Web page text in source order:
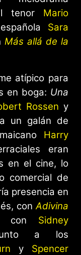
tenor Mario
Sara
Más allá de la
atípico para
en boga: Una
Rossen y
a un galán de
Harry
eran
en el cine, lo
comercial de
presencia en
conAdivina
con Sidney
a los
y Spencer